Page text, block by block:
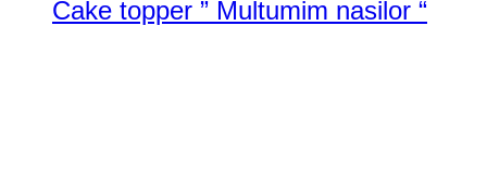
Cake topper ” Multumim nasilor “